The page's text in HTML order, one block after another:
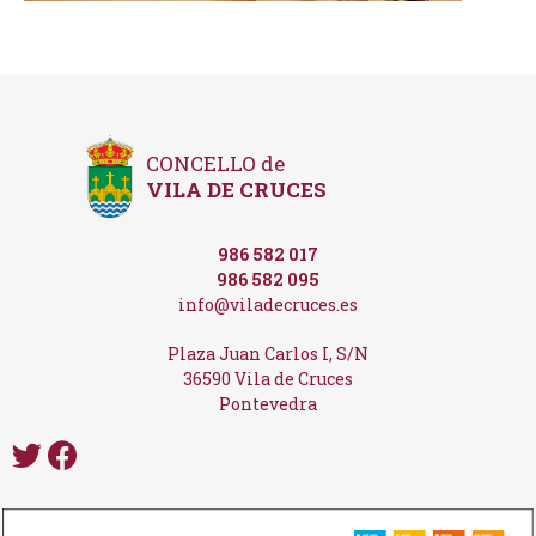
CONCELLO de
VILA DE CRUCES
986 582 017
986 582 095
info@viladecruces.es
Plaza Juan Carlos I, S/N
36590 Vila de Cruces
Pontevedra